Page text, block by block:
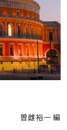
曽雌裕一 編